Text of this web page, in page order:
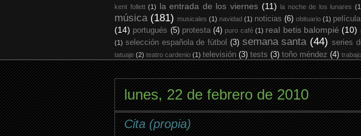
kent follett (1) la entrada de los viernes (11) la noche de los lunares
música (181) musicales (1) navidad (1) noticias (6) obituario (1)
(14) portugués (5) protesta (4) puro café (1) real betis balompié (10)
(1) selección española de fútbol (3) semana santa (44) series
tatuaje (2) teatro cardenio (1) televisión (3) tests (3) toño méndez (4)
lunes, 22 de febrero de 2010
Cita (propia)